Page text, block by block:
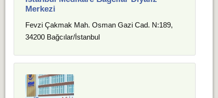
Merkezi
Fevzi Çakmak Mah. Osman Gazi Cad. N:189,
34200 Bağcılar/İstanbul